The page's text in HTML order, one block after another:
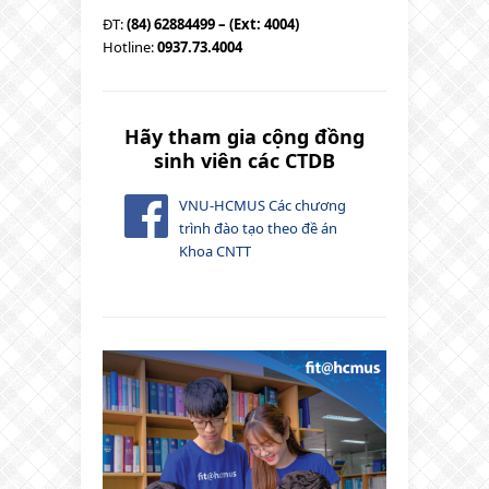
ĐT:(84) 62884499 – (Ext: 4004)
Hotline:0937.73.4004
Hãy tham gia cộng đồng
sinh viên các CTDB
VNU-HCMUS Các chương
trình đào tạo theo đề án
Khoa CNTT